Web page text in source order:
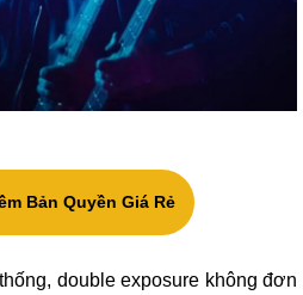
Bản Quyền Giá Rẻ
double exposure không đơn